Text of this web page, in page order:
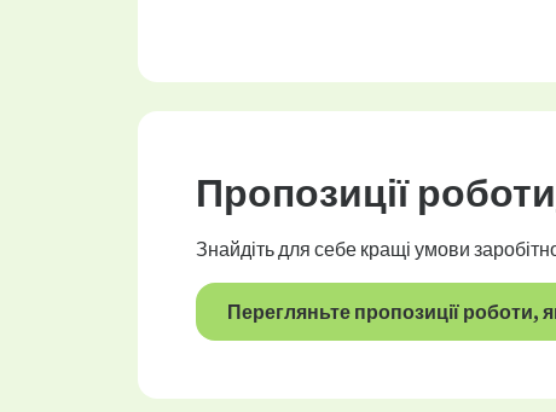
Пропозиції роботи
Знайдіть для себе кращі умови
Перегляньте пропозиції роботи,